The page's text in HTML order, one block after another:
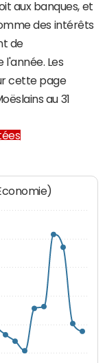
aux banques, et
des intérêts
de
Les
cette page
au 31